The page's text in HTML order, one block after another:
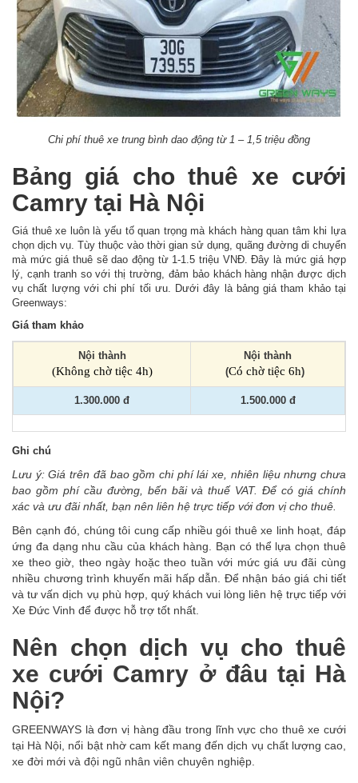
Chi phí thuê xe trung bình dao động từ 1 – 1,5 triệu đồng
Bảng giá cho thuê xe cưới
Camry tại Hà Nội
Giá thuê xe luôn là yếu tố quan trọng mà khách hàng quan tâm khi lựa
chọn dịch vụ. Tùy thuộc vào thời gian sử dụng, quãng đường di chuyển
mà mức giá thuê sẽ dao động từ 1-1.5 triệu VNĐ. Đây là mức giá hợp
lý, cạnh tranh so với thị trường, đảm bảo khách hàng nhận được dịch
vụ chất lượng với chi phí tối ưu. Dưới đây là bảng giá tham khảo tại
Greenways:
Giá tham khảo
Nội thành
(Không chờ tiệc 4h)
Nội thành
(Có chờ tiệc 6h)
1.300.000 đ 1.500.000 đ
Ghi chú
Lưu ý: Giá trên đã bao gồm chi phí lái xe, nhiên liệu nhưng chưa
bao gồm phí cầu đường, bến bãi và thuế VAT. Để có giá chính
xác và ưu đãi nhất, bạn nên liên hệ trực tiếp với đơn vị cho thuê.
Bên cạnh đó, chúng tôi cung cấp nhiều gói thuê xe linh hoạt, đáp
ứng đa dạng nhu cầu của khách hàng. Bạn có thể lựa chọn thuê
xe theo giờ, theo ngày hoặc theo tuần với mức giá ưu đãi cùng
nhiều chương trình khuyến mãi hấp dẫn. Để nhận báo giá chi tiết
và tư vấn dịch vụ phù hợp, quý khách vui lòng liên hệ trực tiếp với
Xe Đức Vinh để được hỗ trợ tốt nhất.
Nên chọn dịch vụ cho thuê
xe cưới Camry ở đâu tại Hà
Nội?
GREENWAYS là đơn vị hàng đầu trong lĩnh vực cho thuê xe cưới
tại Hà Nội, nổi bật nhờ cam kết mang đến dịch vụ chất lượng cao,
xe đời mới và đội ngũ nhân viên chuyên nghiệp.